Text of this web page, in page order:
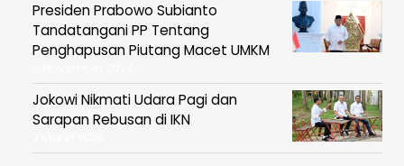
Presiden Prabowo Subianto
Tandatangani PP Tentang
Penghapusan Piutang Macet UMKM
Jokowi Nikmati Udara Pagi dan
Sarapan Rebusan di IKN